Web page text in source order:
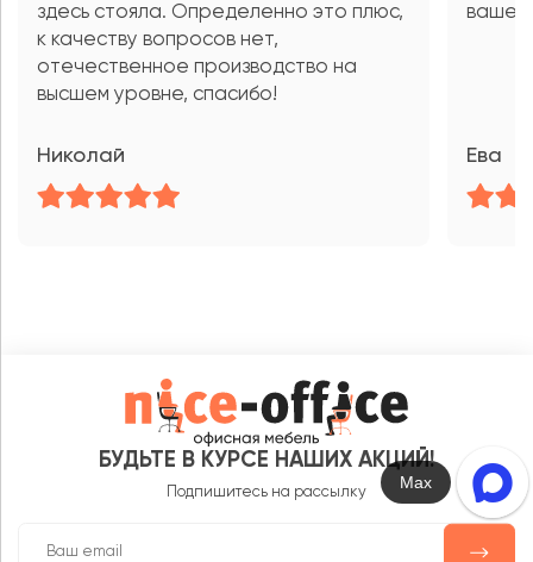
здесь стояла. Определенно это плюс,
к качеству вопросов нет,
отечественное производство на
высшем уровне, спасибо!
Николай
вашей
Ева
БУДЬТЕ В КУРСЕ НАШИХ АКЦИЙ!
Подпишитесь на рассылку
Max